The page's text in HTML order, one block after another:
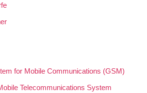
for Mobile Communications (GSM)
Telecommunications System